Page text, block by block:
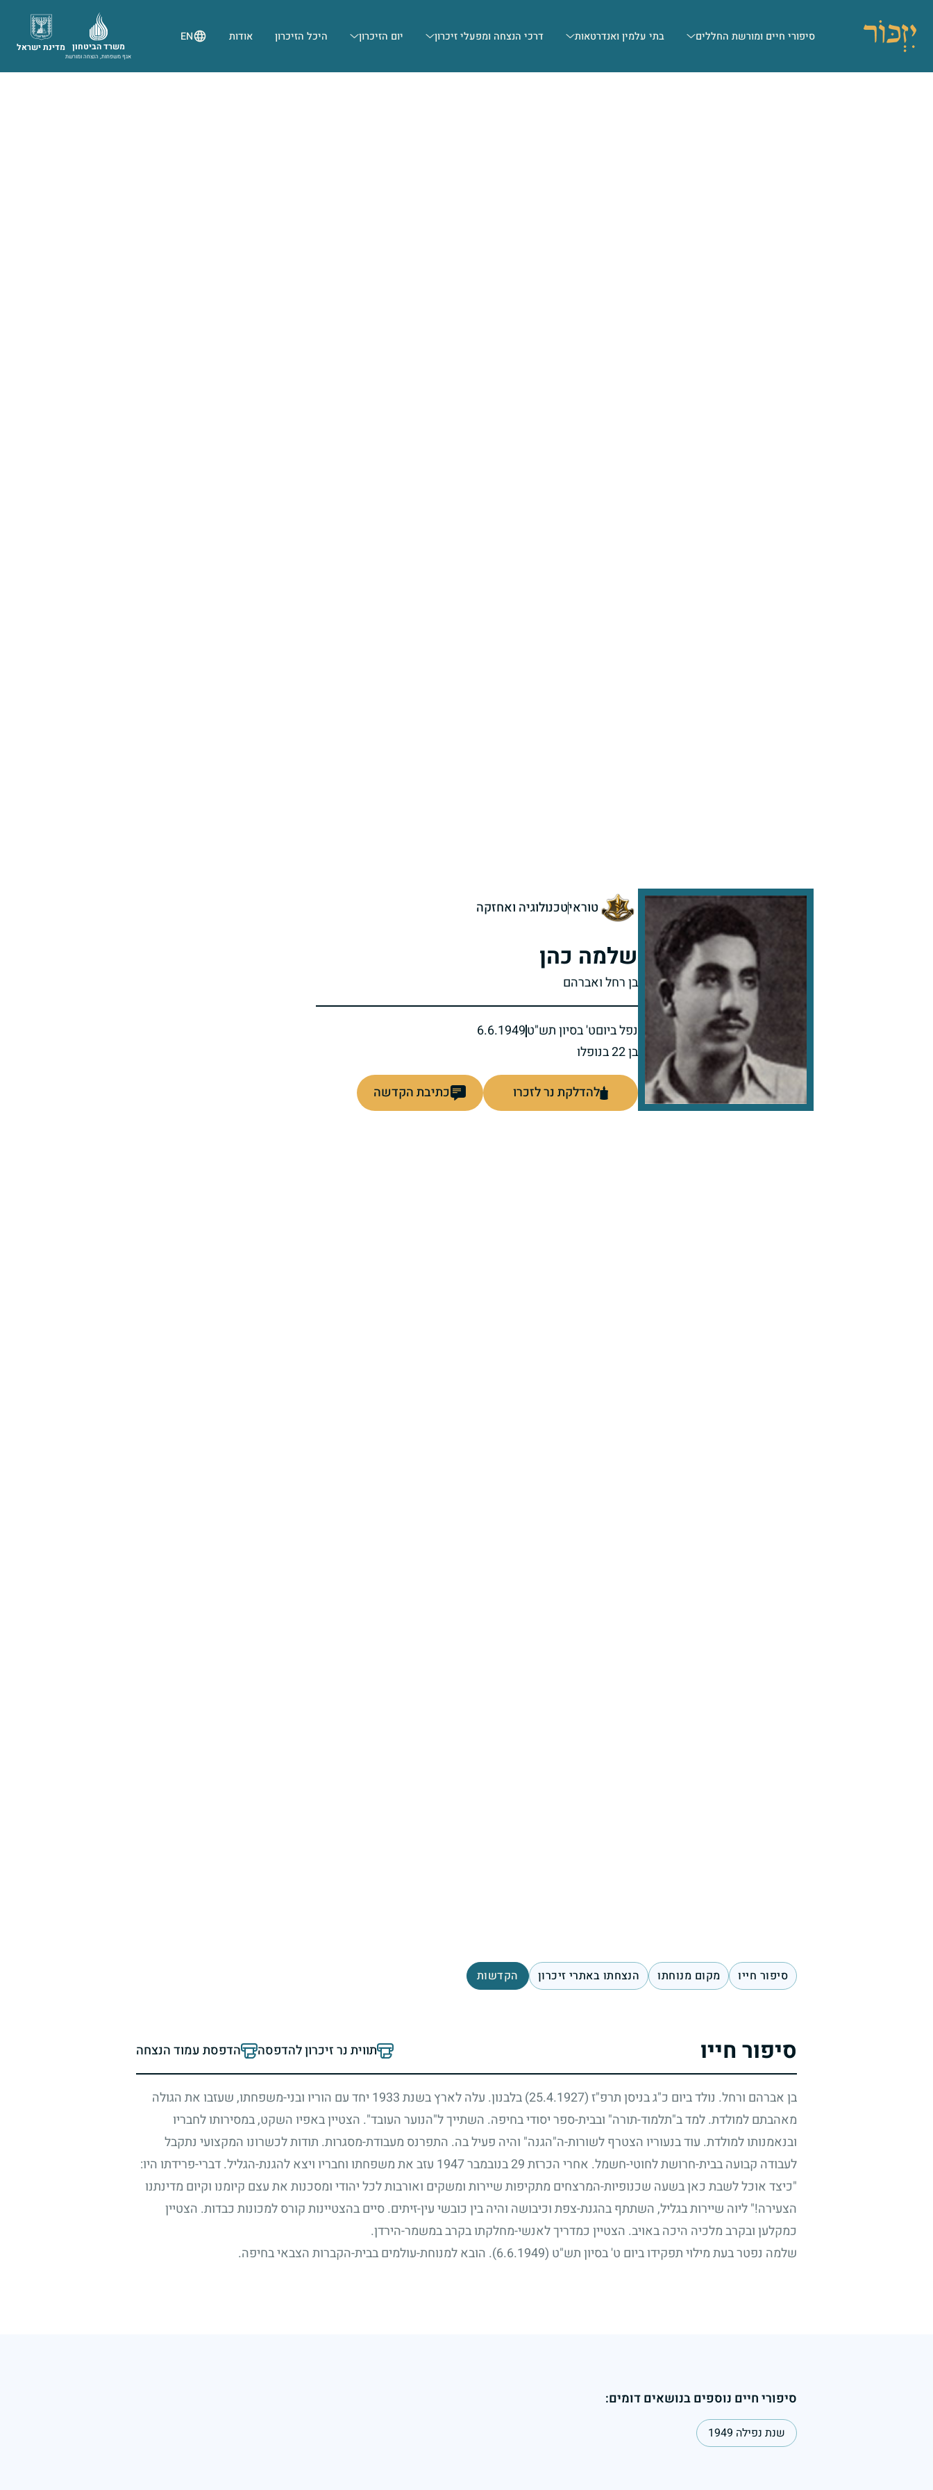
סיפורי חיים ומורשת החללים בתי עלמין ואנדרטאות דרכי הנצחה ומפעלי זיכרון יום הזיכרון היכל הזיכרון אודות EN
מדינת ישראל משרד הביטחון
אגף משפחות, הנצחה ומורשת
טוראיטכנולוגיה ואחזקה
שלמה כהן
בן רחל ואברהם
נפל ביוםט' בסיון תש"ט6.6.1949
בן 22 בנופלו
להדלקת נר לזכרו כתיבת הקדשה
סיפור חייו מקום מנוחתו הנצחתו באתרי זיכרון הקדשות
סיפור חייו תווית נר זיכרון להדפסה הדפסת עמוד הנצחה
בן אברהם ורחל. נולד ביום כ"ג בניסן תרפ"ז(25.4.1927) בלבנון. עלה לארץ בשנת1933 יחד עם הוריו ובני-משפחתו, שעזבו את הגולה
מאהבתם למולדת. למד ב"תלמוד-תורה" ובבית-ספר יסודי בחיפה. השתייך ל"הנוער העובד". הצטיין באפיו השקט, במסירותו לחבריו
ובנאמנותו למולדת. עוד בנעוריו הצטרף לשורות-ה"הגנה" והיה פעיל בה. התפרנס מעבודת-מסגרות. תודות לכשרונו המקצועי נתקבל
לעבודה קבועה בבית-חרושת לחוטי-חשמל. אחרי הכרזת29בנובמבר1947 עזב את משפחתו וחבריו ויצא להגנת-הגליל. דברי-פרידתו היו:
"כיצד אוכל לשבת כאן בשעה שכנופיות-המרצחים מתקיפות שיירות ומשקים ואורבות לכל יהודי ומסכנות את עצם קיומנו וקיום מדינתנו
הצעירה!" ליוה שיירות בגליל, השתתף בהגנת-צפת וכיבושה והיה בין כובשי עין-זיתים. סיים בהצטיינות קורס למכונות כבדות. הצטיין
כמקלען ובקרב מלכיה היכה באויב. הצטיין כמדריך לאנשי-מחלקתו בקרב במשמר-הירדן.
שלמה נפטר בעת מילוי תפקידו ביום ט' בסיון תש"ט (6.6.1949). הובא למנוחת-עולמים בבית-הקברות הצבאי בחיפה.
סיפורי חיים נוספים בנושאים דומים:
שנת נפילה 1949